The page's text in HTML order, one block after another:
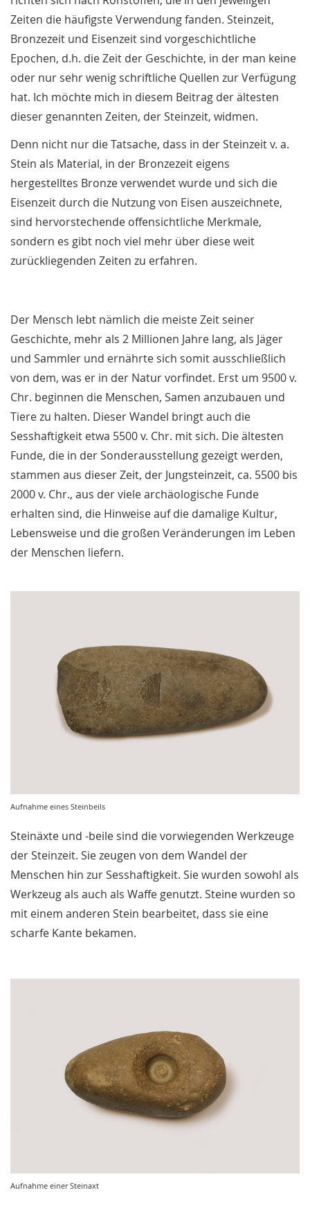
Zeiten die häufigste Verwendung fanden. Steinzeit,
Bronzezeit und Eisenzeit sind vorgeschichtliche
Epochen, d.h. die Zeit der Geschichte, in der man keine
oder nur sehr wenig schriftliche Quellen zur Verfügung
hat. Ich möchte mich in diesem Beitrag der ältesten
dieser genannten Zeiten, der Steinzeit, widmen.
Denn nicht nur die Tatsache, dass in der Steinzeit v. a.
Stein als Material, in der Bronzezeit eigens
hergestelltes Bronze verwendet wurde und sich die
Eisenzeit durch die Nutzung von Eisen auszeichnete,
sind hervorstechende offensichtliche Merkmale,
sondern es gibt noch viel mehr über diese weit
zurückliegenden Zeiten zu erfahren.
Der Mensch lebt nämlich die meiste Zeit seiner
Geschichte, mehr als 2 Millionen Jahre lang, als Jäger
und Sammler und ernährte sich somit ausschließlich
von dem, was er in der Natur vorfindet. Erst um 9500 v.
Chr. beginnen die Menschen, Samen anzubauen und
Tiere zu halten. Dieser Wandel bringt auch die
Sesshaftigkeit etwa 5500 v. Chr. mit sich. Die ältesten
Funde, die in der Sonderausstellung gezeigt werden,
stammen aus dieser Zeit, der Jungsteinzeit, ca. 5500 bis
2000 v. Chr., aus der viele archäologische Funde
erhalten sind, die Hinweise auf die damalige Kultur,
Lebensweise und die großen Veränderungen im Leben
der Menschen liefern.
Aufnahme eines Steinbeils
Steinäxte und -beile sind die vorwiegenden Werkzeuge
der Steinzeit. Sie zeugen von dem Wandel der
Menschen hin zur Sesshaftigkeit. Sie wurden sowohl als
Werkzeug als auch als Waffe genutzt. Steine wurden so
mit einem anderen Stein bearbeitet, dass sie eine
scharfe Kante bekamen.
Aufnahme einer Steinaxt